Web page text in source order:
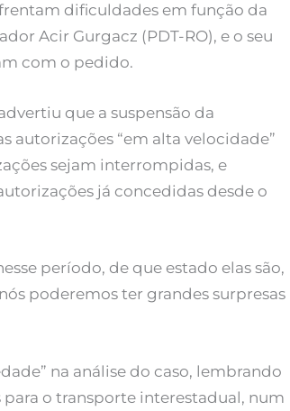
dificuldades em função da
Acir Gurgacz (PDT-RO), e o seu
com o pedido.
que a suspensão da
autorizações “em alta velocidade”
sejam interrompidas, e
já concedidas desde o
período, de que estado elas são,
poderemos ter grandes surpresas
na análise do caso, lembrando
o transporte interestadual, num